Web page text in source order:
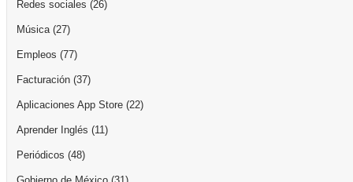
Redes sociales (26)
Música(27)
Empleos (77)
Facturación (37)
Aplicaciones App Store (22)
Aprender Inglés (11)
Periódicos (48)